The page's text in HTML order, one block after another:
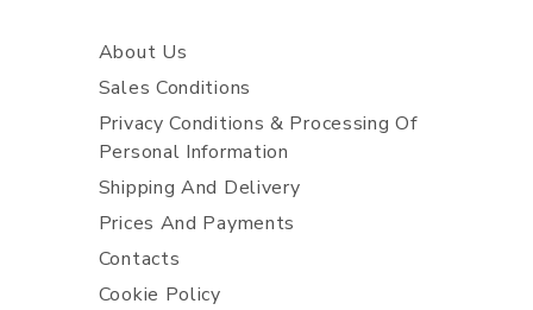
About Us
Sales Conditions
Privacy Conditions & Processing Of
Personal Information
Shipping And Delivery
Prices And Payments
Contacts
Cookie Policy